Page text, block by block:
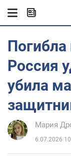
Россия
убила
Мария
6.07.2026